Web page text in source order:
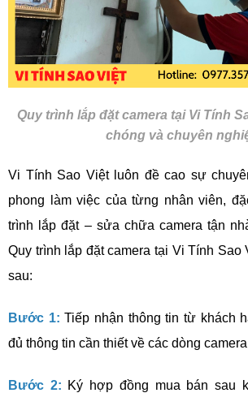
Quy trình lắp đặt camera tại Vi Tính
chóng và chuyên
Vi Tính Sao Việt luôn đề cao sự
phong làm việc của từng nhân viên,
trình lắp đặt – sửa chữa camera tận
Quy trình lắp đặt camera tại Vi Tính
sau:
Bước 1:Tiếp nhận thông tin từ khách
đủ thông tin cần thiết về các dòng
Bước 2: Ký hợp đồng mua bán sau